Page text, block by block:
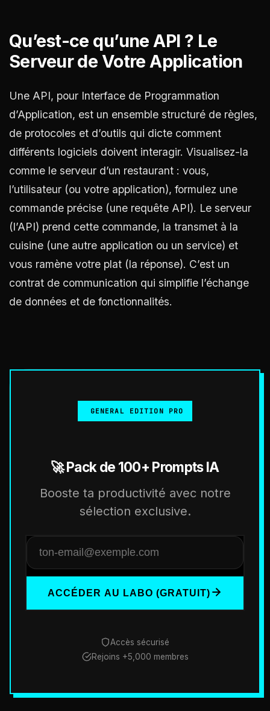
Qu’est-ce qu’une API ? Le
Serveur de Votre Application
Une API, pour Interface de Programmation
d’Application, est un ensemble structuré de règles,
de protocoles et d’outils qui dicte comment
différents logiciels doivent interagir. Visualisez-la
comme le serveur d’un restaurant : vous,
l’utilisateur (ou votre application), formulez une
commande précise (une requête API). Le serveur
(l’API) prend cette commande, la transmet à la
cuisine (une autre application ou un service) et
vous ramène votre plat (la réponse). C’est un
contrat de communication qui simplifie l’échange
de données et de fonctionnalités.
GENERAL EDITION PRO
🚀 Pack de 100+ Prompts IA
Booste ta productivité avec notre
sélection exclusive.
ACCÉDER AU LABO (GRATUIT)
Accès sécurisé
Rejoins +5,000 membres